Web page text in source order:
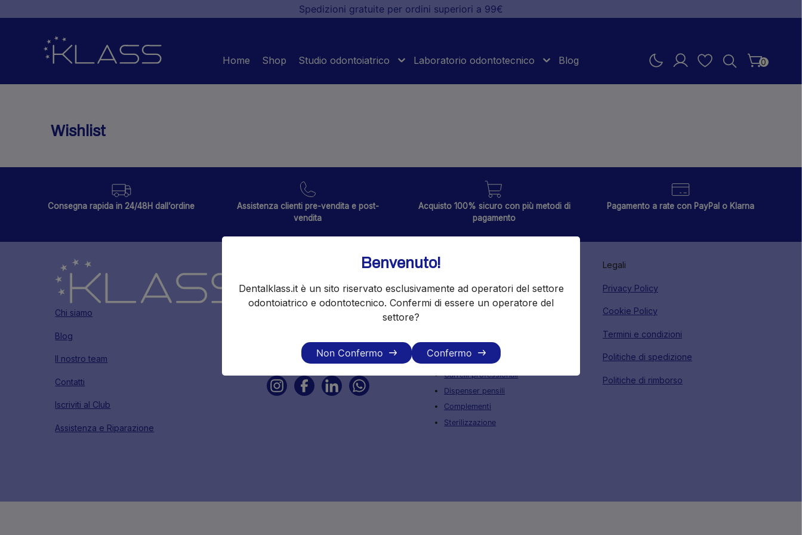
Spedizioni gratuite per ordini superiori a 99€
Home Shop Studio odontoiatrico Laboratorio odontotecnico Blog 0
Wishlist
Benvenuto!
Dentalklass.it è un sito riservato esclusivamente ad operatori del settore
odontoiatrico e odontotecnico. Confermi di essere un operatore del
settore?
Non Confermo Confermo
Consegna rapida in 24/48H dall’ordine
Assistenza clienti pre-vendita e post-
vendita
Acquisto 100% sicuro con più metodi di
pagamento
Pagamento a rate con PayPal o Klarna
Chi siamo
Blog
Il nostro team
Contatti
Iscriviti al Club
Assistenza e Riparazione
Dental Klass - dip. Odontoiatrico di
Italtrading Srl Via Sabadell, 84/16
P.IVA: 00298620972
Arredi per studi e laboratori
Scopri il nostro servizio
Arredi per Laboratorio
Clinica veterinaria
Carrelli professionali
Dispenser pensili
Complementi
Sterilizzazione
Legali
Privacy Policy
Cookie Policy
Termini e condizioni
Politiche di spedizione
Politiche di rimborso